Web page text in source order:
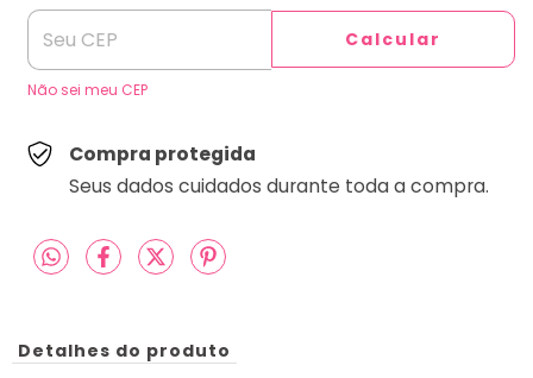
Calcular
Não sei meu CEP
Compra protegida
Seus dados cuidados durante toda a compra.
Detalhes do produto